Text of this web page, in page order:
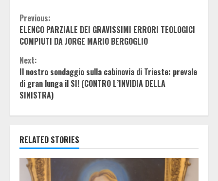
Continue
Reading
Previous:
ELENCO PARZIALE DEI GRAVISSIMI ERRORI TEOLOGICI
COMPIUTI DA JORGE MARIO BERGOGLIO
Next:
Il nostro sondaggio sulla cabinovia di Trieste: prevale
di gran lunga il SI! (CONTRO L’INVIDIA DELLA
SINISTRA)
RELATED STORIES